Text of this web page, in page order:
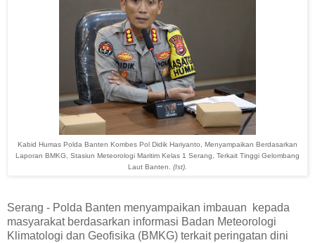
Kabid Humas Polda Banten Kombes Pol Didik Hariyanto, Menyampaikan Berdasarkan
Laporan BMKG, Stasiun Meteorologi Maritim Kelas 1 Serang, Terkait Tinggi Gelombang
Laut Banten.
(Ist).
Serang - Polda Banten menyampaikan imbauan kepada
masyarakat berdasarkan informasi Badan Meteorologi
Klimatologi dan Geofisika (BMKG) terkait peringatan dini